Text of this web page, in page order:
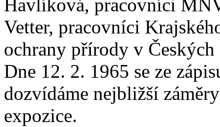
Havlíková, pracovníci
Vetter, pracovníci
ochrany přírody v
Dne 12. 2. 1965 se ze
dozvídáme nejbližší
expozice.